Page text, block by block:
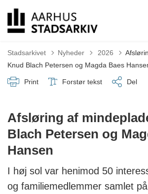
Stadsarkivet Nyheder Tilbage til
2026
Knud Blach Petersen og Magda Baes
Print Forstør tekst Del
Afsløring af
Blach Petersen og
Hansen
I høj sol var henimod 50
og familiemedlemmer samlet